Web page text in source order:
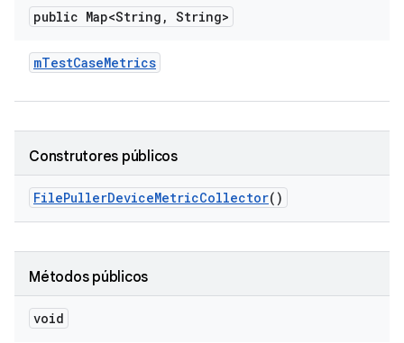
public Map<String , String>
mTestCaseMetrics
Construtores públicos
FilePullerDeviceMetricCollector()
Métodos públicos
void